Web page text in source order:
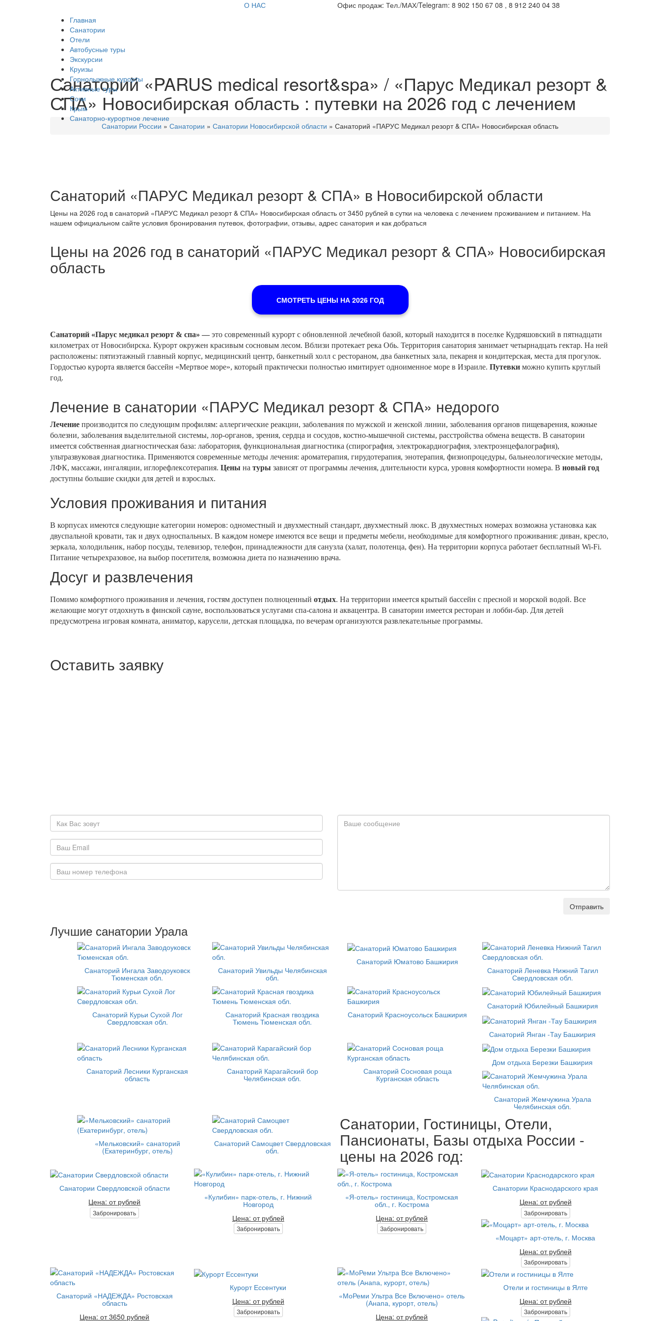
О НАС
Офис продаж: Тел./МАХ/Telegram: 8 902 150 67 08 , 8 912 240 04 38
Главная
Санатории
Отели
Автобусные туры
Экскурсии
Круизы
Горнолыжные курорты
Активные туры
Сочи
Крым
Санаторно-курортное лечение
Санаторий «PARUS medical resort&spa» / «Парус Медикал резорт &
СПА» Новосибирская область : путевки на 2026 год с лечением
Санатории России » Санатории » Санатории Новосибирской области » Санаторий «ПАРУС Медикал резорт & СПА» Новосибирская область
Санаторий «ПАРУС Медикал резорт & СПА» в Новосибирской области
Цены на 2026 год в санаторий «ПАРУС Медикал резорт & СПА» Новосибирская область от 3450 рублей в сутки на человека с лечением проживанием и питанием. На
нашем официальном сайте условия бронирования путевок, фотографии, отзывы, адрес санатория и как добраться
Цены на 2026 год в санаторий «ПАРУС Медикал резорт & СПА» Новосибирская
область
СМОТРЕТЬ ЦЕНЫ НА 2026 ГОД
Санаторий «Парус медикал резорт & спа» — это современный курорт с обновленной лечебной базой, который находится в поселке Кудряшовский в пятнадцати
километрах от Новосибирска. Курорт окружен красивым сосновым лесом. Вблизи протекает река Обь. Территория санатория занимает четырнадцать гектар. На ней
расположены: пятиэтажный главный корпус, медицинский центр, банкетный холл с рестораном, два банкетных зала, пекарня и кондитерская, места для прогулок.
Гордостью курорта является бассейн «Мертвое море», который практически полностью имитирует одноименное море в Израиле. Путевки можно купить круглый
год.
Лечение в санатории «ПАРУС Медикал резорт & СПА» недорого
Лечение производится по следующим профилям: аллергические реакции, заболевания по мужской и женской линии, заболевания органов пищеварения, кожные
болезни, заболевания выделительной системы, лор-органов, зрения, сердца и сосудов, костно-мышечной системы, расстройства обмена веществ. В санатории
имеется собственная диагностическая база: лаборатория, функциональная диагностика (спирография, электрокардиография, электроэнцефалография),
ультразвуковая диагностика. Применяются современные методы лечения: ароматерапия, гирудотерапия, энотерапия, физиопроцедуры, бальнеологические методы,
ЛФК, массажи, ингаляции, иглорефлексотерапия. Цены на туры зависят от программы лечения, длительности курса, уровня комфортности номера. В новый год
доступны большие скидки для детей и взрослых.
Условия проживания и питания
В корпусах имеются следующие категории номеров: одноместный и двухместный стандарт, двухместный люкс. В двухместных номерах возможна установка как
двуспальной кровати, так и двух односпальных. В каждом номере имеются все вещи и предметы мебели, необходимые для комфортного проживания: диван, кресло,
зеркала, холодильник, набор посуды, телевизор, телефон, принадлежности для санузла (халат, полотенца, фен). На территории корпуса работает бесплатный Wi-Fi.
Питание четырехразовое, на выбор посетителя, возможна диета по назначению врача.
Досуг и развлечения
Помимо комфортного проживания и лечения, гостям доступен полноценный отдых. На территории имеется крытый бассейн с пресной и морской водой. Все
желающие могут отдохнуть в финской сауне, воспользоваться услугами спа-салона и аквацентра. В санатории имеется ресторан и лобби-бар. Для детей
предусмотрена игровая комната, аниматор, карусели, детская площадка, по вечерам организуются развлекательные программы.
Оставить заявку
Отправить
Лучшие санатории Урала
Санаторий Ингала Заводоуковск
Тюменская обл.
Санаторий Увильды Челябинская
обл.
Санаторий Юматово Башкирия
Санаторий Леневка Нижний Тагил
Свердловская обл.
Санаторий Курьи Сухой Лог
Свердловская обл.
Санаторий Красная гвоздика
Тюмень Тюменская обл.
Санаторий Красноусольск Башкирия
Санаторий Юбилейный Башкирия
Санаторий Янган -Тау Башкирия
Санаторий Лесники Курганская
область
Санаторий Карагайский бор
Челябинская обл.
Санаторий Сосновая роща
Курганская область
Дом отдыха Березки Башкирия
Санаторий Жемчужина Урала
Челябинская обл.
«Мельковский» санаторий
(Екатеринбург, отель)
Санаторий Самоцвет Свердловская
обл.
Санатории, Гостиницы, Отели,
Пансионаты, Базы отдыха России -
цены на 2026 год:
Санатории Свердловской области
Цена: от рублей
Забронировать
«Кулибин» парк-отель, г. Нижний
Новгород
Цена: от рублей
Забронировать
«Я-отель» гостиница, Костромская
обл., г. Кострома
Цена: от рублей
Забронировать
Санатории Краснодарского края
Цена: от рублей
Забронировать
«Моцарт» арт-отель, г. Москва
Цена: от рублей
Забронировать
Санаторий «НАДЕЖДА» Ростовская
область
Цена: от 3650 рублей
Курорт Ессентуки
Цена: от рублей
Забронировать
«МоРеми Ультра Все Включено» отель
(Анапа, курорт, отель)
Цена: от рублей
Отели и гостиницы в Ялте
Цена: от рублей
Забронировать